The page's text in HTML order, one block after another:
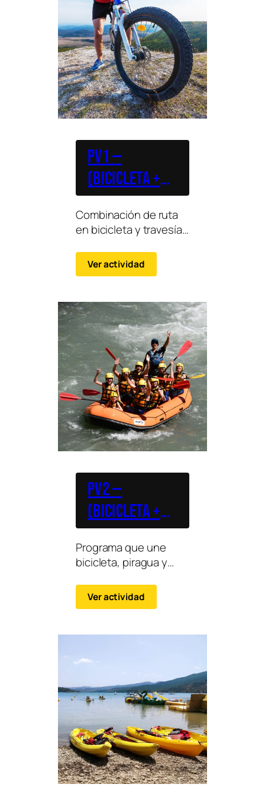
PV1 —
(Bicicleta +
Piragua)
Combinación de ruta
en bicicleta y travesía
disfrutar de tierra y
agua en una misma
Ver actividad
PV2 —
(Bicicleta +
Piragua) +
Rafting
Programa que une
bicicleta, piragua y
experiencia variada y
dinámica.
Ver actividad